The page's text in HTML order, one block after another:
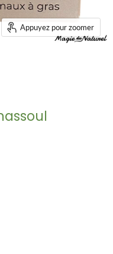
Appuyez pour zoomer